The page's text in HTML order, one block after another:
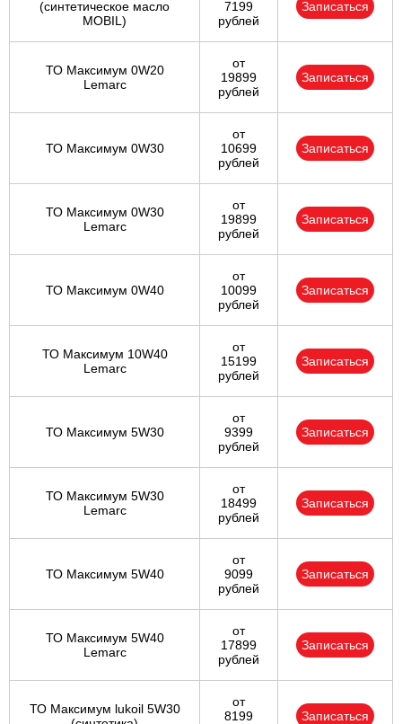
(cинтетическое масло
MOBIL)
7199
рублей
Записаться
ТО Максимум 0W20
Lemarc
от
19899
рублей
Записаться
ТО Максимум 0W30
от
10699
рублей
Записаться
ТО Максимум 0W30
Lemarc
от
19899
рублей
Записаться
ТО Максимум 0W40
от
10099
рублей
Записаться
ТО Максимум 10W40
Lemarc
от
15199
рублей
Записаться
ТО Максимум 5W30
от
9399
рублей
Записаться
ТО Максимум 5W30
Lemarc
от
18499
рублей
Записаться
ТО Максимум 5W40
от
9099
рублей
Записаться
ТО Максимум 5W40
Lemarc
от
17899
рублей
Записаться
ТО Максимум lukoil 5W30
от
8199
Записаться